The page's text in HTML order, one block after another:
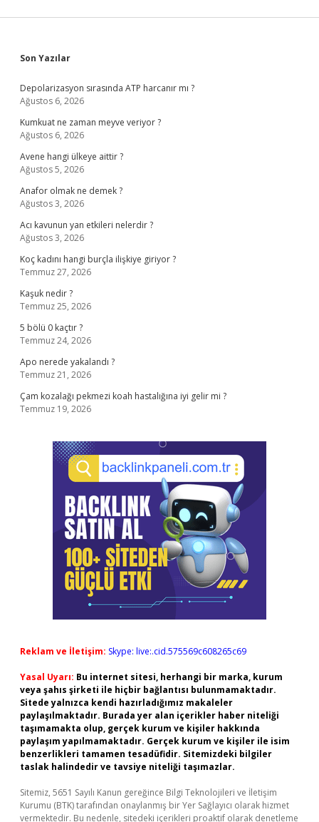
Sidebar
Son Yazılar
Depolarizasyon sırasında ATP harcanır mı ?
Ağustos 6, 2026
Kumkuat ne zaman meyve veriyor ?
Ağustos 6, 2026
Avene hangi ülkeye aittir ?
Ağustos 5, 2026
Anafor olmak ne demek ?
Ağustos 3, 2026
Acı kavunun yan etkileri nelerdir ?
Ağustos 3, 2026
Koç kadını hangi burçla ilişkiye giriyor ?
Temmuz 27, 2026
Kaşuk nedir ?
Temmuz 25, 2026
5 bölü 0 kaçtır ?
Temmuz 24, 2026
Apo nerede yakalandı ?
Temmuz 21, 2026
Çam kozalağı pekmezi koah hastalığına iyi gelir mi ?
Temmuz 19, 2026
Reklam ve İletişim: Skype: live:.cid.575569c608265c69
Yasal Uyarı: Bu internet sitesi, herhangi bir marka, kurum
veya şahıs şirketi ile hiçbir bağlantısı bulunmamaktadır.
Sitede yalnızca kendi hazırladığımız makaleler
paylaşılmaktadır. Burada yer alan içerikler haber niteliği
taşımamakta olup, gerçek kurum ve kişiler hakkında
paylaşım yapılmamaktadır. Gerçek kurum ve kişiler ile isim
benzerlikleri tamamen tesadüfidir. Sitemizdeki bilgiler
taslak halindedir ve tavsiye niteliği taşımazlar.
Sitemiz, 5651 Sayılı Kanun gereğince Bilgi Teknolojileri ve İletişim
Kurumu (BTK) tarafından onaylanmış bir Yer Sağlayıcı olarak hizmet
vermektedir. Bu nedenle, sitedeki içerikleri proaktif olarak denetleme